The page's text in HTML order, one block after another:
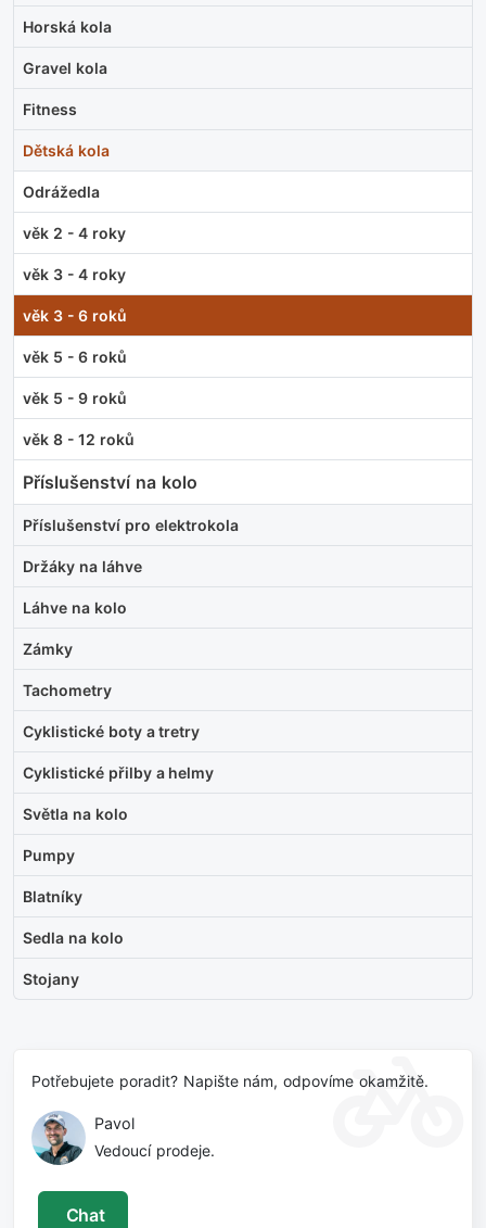
Horská kola
Gravel kola
Fitness
Dětská kola
Odrážedla
věk 2 - 4 roky
věk 3 - 4 roky
věk 3 - 6 roků
věk 5 - 6 roků
věk 5 - 9 roků
věk 8 - 12 roků
Příslušenství na kolo
Příslušenství pro elektrokola
Držáky na láhve
Láhve na kolo
Zámky
Tachometry
Cyklistické boty a tretry
Cyklistické přilby a helmy
Světla na kolo
Pumpy
Blatníky
Sedla na kolo
Stojany
Potřebujete poradit? Napište nám, odpovíme okamžitě.
Pavol
Vedoucí prodeje.
Chat